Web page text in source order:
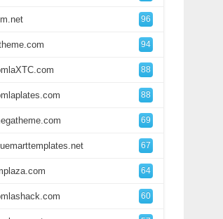
96
94
88
88
69
67
64
60